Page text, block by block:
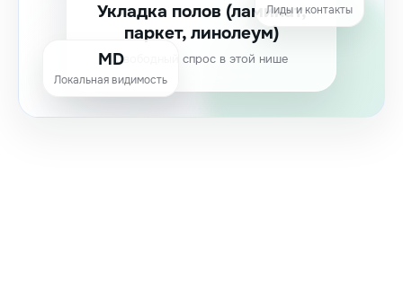
Укладка полов (ламинат,
паркет, линолеум)
Свободный спрос в этой нише
Лиды и контакты
MD
Локальная видимость